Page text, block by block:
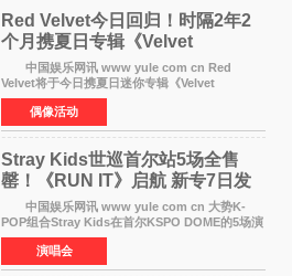
Red Velvet今日回归！时隔2年2
个月携夏日专辑《Velvet
Summer》重启完整体活动
中国娱乐网讯 www yule com cn Red
Velvet将于今日携夏日迷你专辑《Velvet
Summer》时隔2年2个月重启完整体活动。这张
于8月3日发行的专辑，主打柔和成熟氛围的夏日
音乐，收录了成员们想着
偶像活动
Stray Kids世巡首尔站5场全售
罄！《RUN IT》启航 新专7日发
中国娱乐网讯 www yule com cn 大势K-
POP组合Stray Kids在首尔KSPO DOME的5场演
唱会全部售罄，为新世界巡演拉开序幕。据所属
社JYP娱乐透露，Stray Kids于上月25至26日、
29日及本月1至2日
演唱会